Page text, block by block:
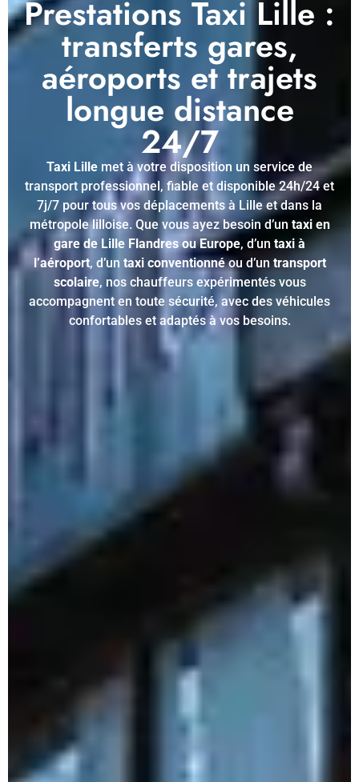
Prestations Taxi Lille :
transferts gares,
aéroports et trajets
longue distance
24/7
Taxi Lille met à votre disposition un service de
transport professionnel, fiable et disponible 24h/24 et
7j/7 pour tous vos déplacements à Lille et dans la
métropole lilloise. Que vous ayez besoin d’un taxi en
gare de Lille Flandres ou Europe, d’un taxi à
l’aéroport, d’un taxi conventionnéou d’untransport
scolaire, nos chauffeurs expérimentés vous
accompagnent en toute sécurité, avec des véhicules
confortables et adaptés à vos besoins.